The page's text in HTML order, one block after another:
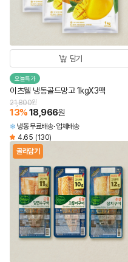
담기
오늘특가
이츠웰 냉동골드망고 1kgX3팩
21,800원
13%18,966원
냉동무료배송 업체배송
4.65 (130)
골라담기